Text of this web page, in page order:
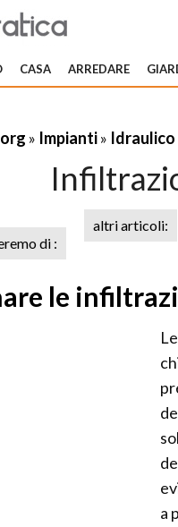
CASA ARREDARE
» Impianti»
di :
altri articoli:
le
a